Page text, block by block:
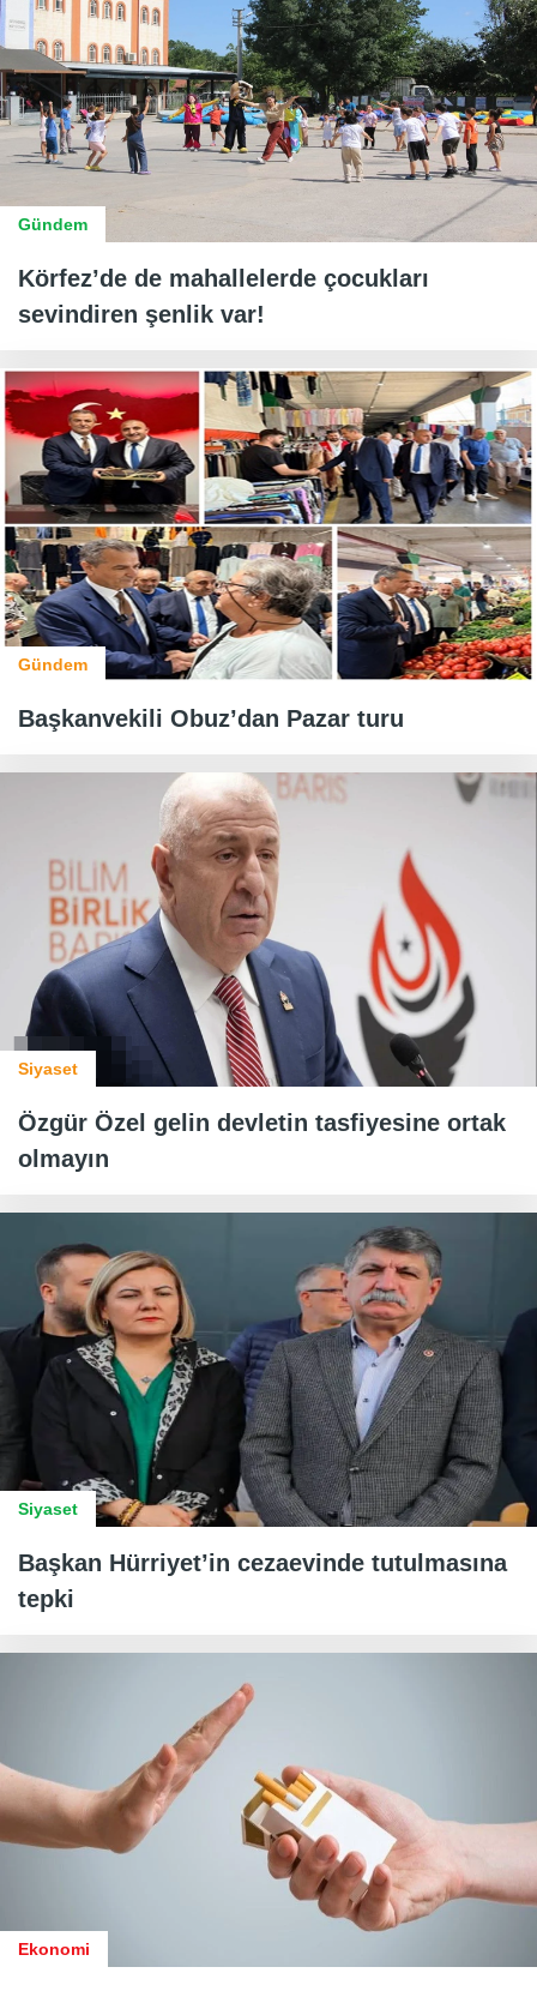
Gündem
Körfez’de de mahallelerde çocukları
sevindiren şenlik var!
Gündem
Başkanvekili Obuz’dan Pazar turu
Siyaset
Özgür Özel gelin devletin tasfiyesine ortak
olmayın
Siyaset
Başkan Hürriyet’in cezaevinde tutulmasına
tepki
Ekonomi